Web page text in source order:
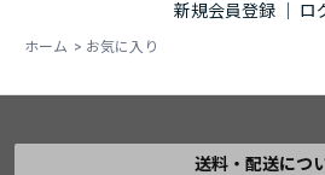
新規会員登録
ロ
ホーム > お気に入り
送料・配送につ